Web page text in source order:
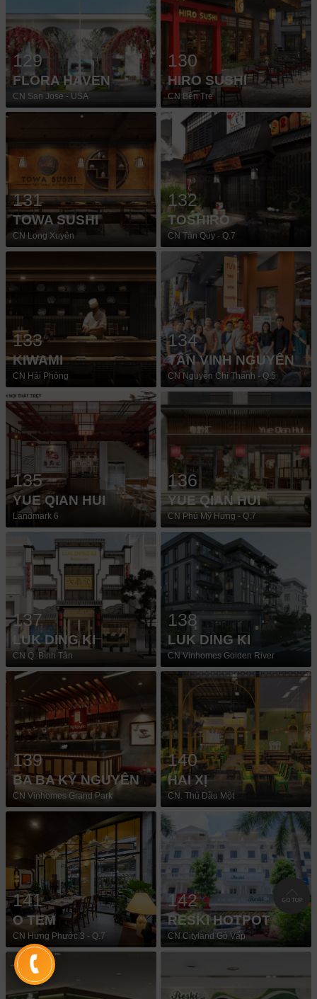
129
FLORA HAVEN
CN San Jose - USA
130
HIRO SUSHI
CN Bến Tre
131
TOWA SUSHI
CN Long Xuyên
132
TOSHIRO
CN Tân Quy - Q.7
133
KIWAMI
CN Hải Phòng
134
TÂN VINH NGUYÊN
CN Nguyễn Chí Thanh - Q.5
135
YUE QIAN HUI
Landmark 6
136
YUE QIAN HUI
CN Phú Mỹ Hưng - Q.7
137
LUK DING KI
CN Q. Bình Tân
138
LUK DING KI
CN Vinhomes Golden River
139
BA BA KỶ NGUYÊN
CN Vinhomes Grand Park
140
HAI XỊ
CN. Thủ Dầu Một
141
O TEM
CN Hưng Phước 3 - Q.7
142
RESKI HOTPOT
CN Cityland Gò Vấp